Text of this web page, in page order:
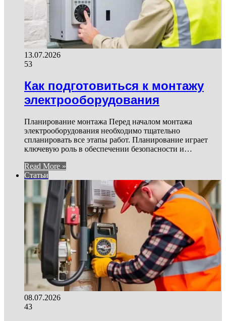
13.07.2026
53
Как подготовиться к монтажу
электрооборудования
Планирование монтажа Перед началом монтажа
электрооборудования необходимо тщательно
спланировать все этапы работ. Планирование играет
ключевую роль в обеспечении безопасности и…
Read More »
Статьи
08.07.2026
43